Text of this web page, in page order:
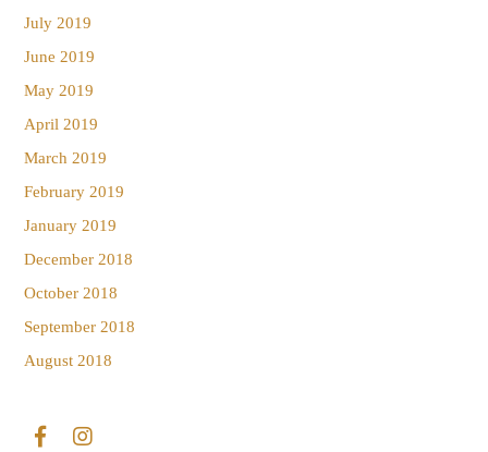
July 2019
June 2019
May 2019
April 2019
March 2019
February 2019
January 2019
December 2018
October 2018
September 2018
August 2018